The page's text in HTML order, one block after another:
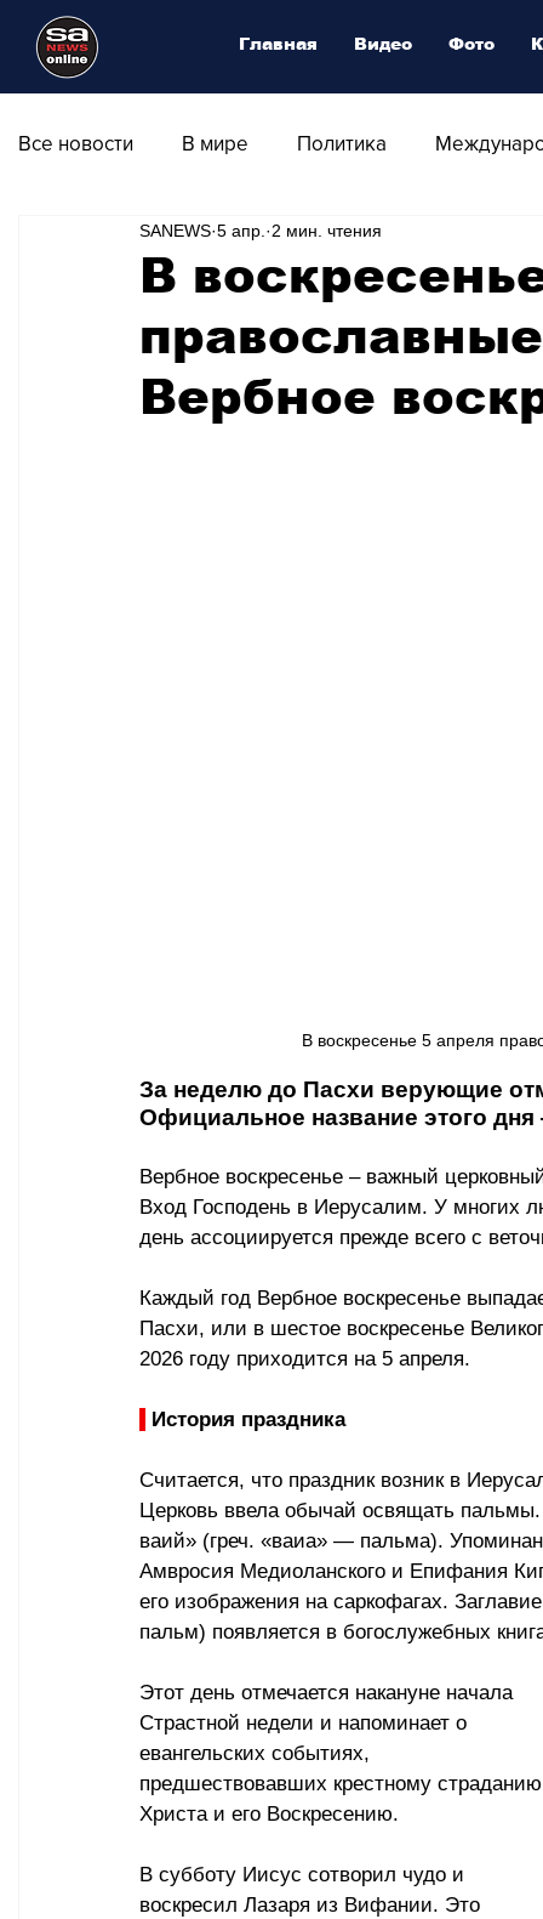
Все новости В мире Политика
Общество Армия Аналитика
Транспорт Культура Магия искусства
В
Вербное
SANEWS 5 апр. 2 мин. чтения
В воскресенье 5 апреля
За неделю до Пасхи верующие
Официальное название этого
Вербное воскресенье – важный
Вход Господень в Иерусалим. У многих
день ассоциируется прежде всего с
Каждый год Вербное воскресенье
Пасхи, или в шестое воскресенье
2026 году приходится на 5 апреля.
История праздника
Считается, что праздник возник в
Церковь ввела обычай освящать
ваий» (греч. «ваиа» — пальма).
Амвросия Медиоланского и Епифания
его изображения на саркофагах.
пальм) появляется в богослужебных
Этот день отмечается накануне начала
Страстной недели и напоминает о
евангельских событиях,
предшествовавших крестному страданию
Христа и его Воскресению.
В субботу Иисус сотворил чудо и
воскресил Лазаря из Вифании. Это
Главная Видео Фото